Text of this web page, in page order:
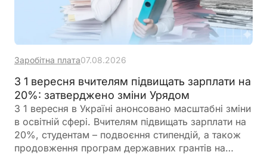
Заробітна плата07.08.2026
З 1 вересня вчителям підвищать зарплати на
20%: затверджено зміни Урядом
З 1 вересня в Україні анонсовано масштабні зміни
в освітній сфері. Вчителям підвищать зарплати на
20%, студентам – подвоєння стипендій, а також
продовження програм державних грантів на